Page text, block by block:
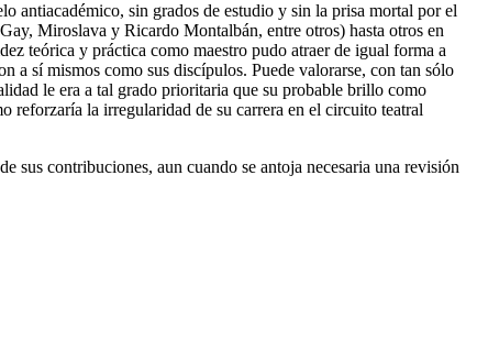
antiacadémico, sin grados de estudio y sin la prisa mortal por el
Miroslava y Ricardo Montalbán, entre otros) hasta otros en
teórica y práctica como maestro pudo atraer de igual forma a
a sí mismos como sus discípulos. Puede valorarse, con tan sólo
le era a tal grado prioritaria que su probable brillo como
reforzaría la irregularidad de su carrera en el circuito teatral
sus contribuciones, aun cuando se antoja necesaria una revisión